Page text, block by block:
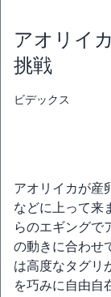
アオリイ
挑戦
ビデックス
アオリイカが産
などに上って来
らのエギングで
の動きに合わせ
は高度なタグリ
を巧みに自由自